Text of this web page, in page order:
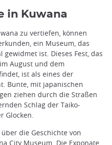
in Kuwana
zu vertiefen, können
ein Museum, das
ist. Dieses Fest, das
August und dem
ist als eines der
Bunte, mit japanischen
ziehen durch die Straßen
Schlag der Taiko-
Glocken.
die Geschichte von
City Museum. Die Exponate